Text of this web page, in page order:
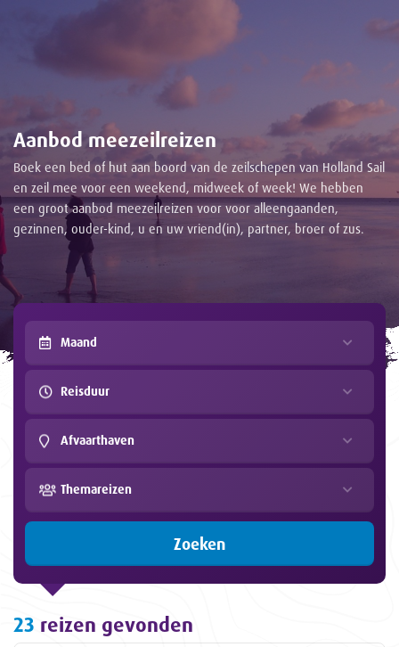
Aanbod meezeilreizen
Boek een bed of hut aan boord van de zeilschepen van Holland Sail
en zeil mee voor een weekend, midweek of week! We hebben
een groot aanbod meezeilreizen voor voor alleengaanden,
gezinnen, ouder-kind, u en uw vriend(in), partner, broer of zus.
Maand
Reisduur
Afvaarthaven
Themareizen
Zoeken
23 reizen gevonden